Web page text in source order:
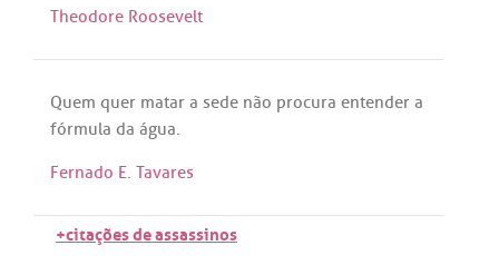
Theodore Roosevelt
Quem quer matar a sede não procura entender a
fórmula da água.
Fernado E. Tavares
+citações de assassinos